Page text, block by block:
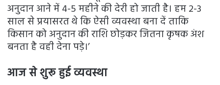
अनुदान आने में 4-5 महीने की देरी हो जाती है। हम 2-3
साल से प्रयासरत थे कि ऐसी व्यवस्था बना दें ताकि
किसान को अनुदान की राशि छोड़कर जितना कृषक अंश
बनता है वही देना पड़े।’
आज से शुरू हुई व्यवस्था